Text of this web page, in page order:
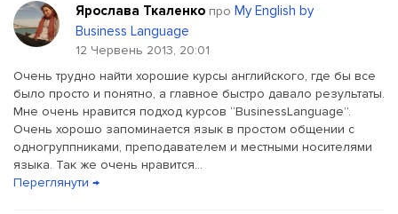
Ярослава Ткаленко про My English by
Business Language
12 Червень 2013, 20:01
Очень трудно найти хорошие курсы английского, где бы все
было просто и понятно, а главное быстро давало результаты.
Мне очень нравится подход курсов “BusinessLanguage”.
Очень хорошо запоминается язык в простом общении с
одногруппниками, преподавателем и местными носителями
языка. Так же очень нравится...
Переглянути →